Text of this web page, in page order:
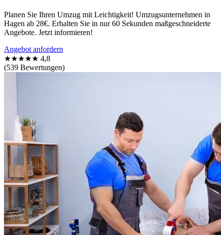
Planen Sie Ihren Umzug mit Leichtigkeit! Umzugsunternehmen in
Hagen ab 28€. Erhalten Sie in nur 60 Sekunden maßgeschneiderte
Angebote. Jetzt informieren!
Angebot anfordern
★★★★★ 4,8
(539 Bewertungen)